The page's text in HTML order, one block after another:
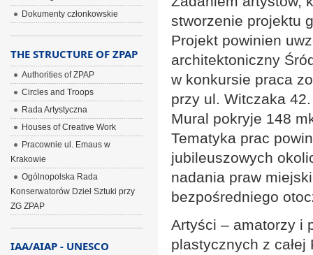
stworzenie projektu
Projekt powinien
architektoniczny
w konkursie praca
przy ul. Witczaka 42.
Mural pokryje 148
Tematyka prac
jubileuszowych
nadania praw
bezpośredniego
Artyści – amatorzy i
plastycznych z
Dokumenty członkowskie
THE STRUCTURE OF ZPAP
Authorities of ZPAP
Circles and Troops
Rada Artystyczna
Houses of Creative Work
Pracownie ul. Emaus w
Krakowie
Ogólnopolska Rada
Konserwatorów Dzieł Sztuki przy
ZG ZPAP
IAA/AIAP - UNESCO